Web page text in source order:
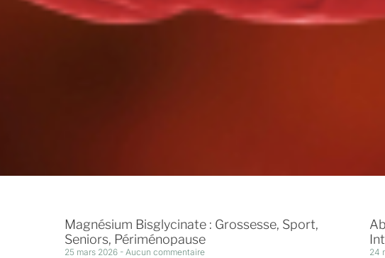
Magnésium Bisglycinate : Grossesse, Sport,
Seniors, Périménopause
25 mars 2026 Aucun commentaire 24